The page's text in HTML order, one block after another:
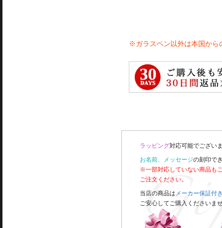
※ガラスペン以外は本国から
ラッピング対応可能でござい
お名前、メッセージの刻印で
※一部対応していない商品も
ご注文ください。
当店の商品は メーカー保証付
ご安心してご購入くださいま